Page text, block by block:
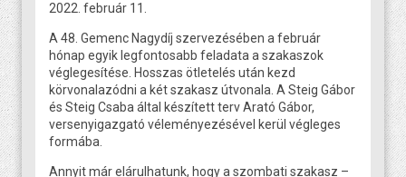
2022. február 11.
A 48. Gemenc Nagydíj szervezésében a február
hónap egyik legfontosabb feladata a szakaszok
véglegesítése. Hosszas ötletelés után kezd
körvonalazódni a két szakasz útvonala. A Steig Gábor
és Steig Csaba által készített terv Arató Gábor,
versenyigazgató véleményezésével kerül végleges
formába.
Annyit már elárulhatunk, hogy a szombati szakasz –